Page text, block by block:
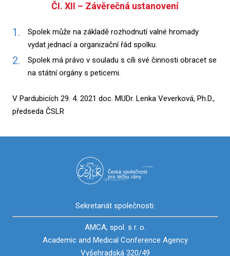
ČI. XII – Závěrečná ustanovení
Spolek může na základě rozhodnutí valné hromady
vydat jednací a organizační řád spolku.
Spolek má právo v souladu s cíli své činnosti obracet se
na státní orgány s peticemi.
V Pardubicích 29. 4. 2021 doc. MUDr. Lenka Veverková, Ph.D.,
předseda ČSLR
Sekretariát společnosti:
AMCA, spol. s r. o.
Academic and Medical Conference Agency
Vyšehradská 320/49